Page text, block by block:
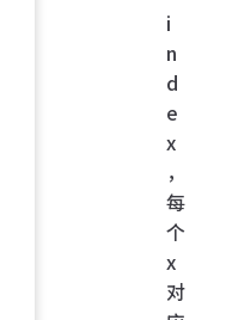
i
n
d
e
x
，
每
个
x
对